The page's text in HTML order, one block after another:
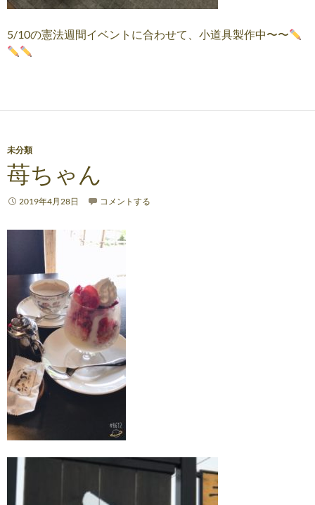
5/10の憲法週間イベントに合わせて、小道具製作中〜〜
未分類
苺ちゃん
2019年4月28日 コメントする